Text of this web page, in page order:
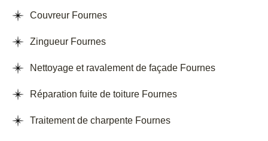
Couvreur Fournes
Zingueur Fournes
Nettoyage et ravalement de façade Fournes
Réparation fuite de toiture Fournes
Traitement de charpente Fournes